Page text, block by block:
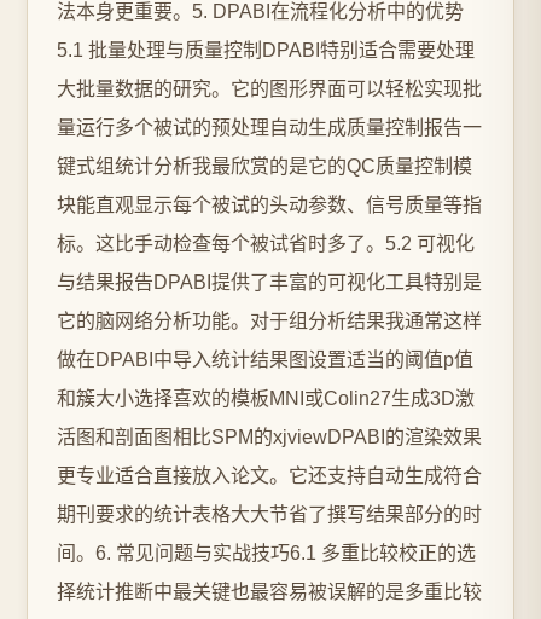
法本身更重要。5. DPABI在流程化分析中的优势
5.1 批量处理与质量控制DPABI特别适合需要处理
大批量数据的研究。它的图形界面可以轻松实现批
量运行多个被试的预处理自动生成质量控制报告一
键式组统计分析我最欣赏的是它的QC质量控制模
块能直观显示每个被试的头动参数、信号质量等指
标。这比手动检查每个被试省时多了。5.2 可视化
与结果报告DPABI提供了丰富的可视化工具特别是
它的脑网络分析功能。对于组分析结果我通常这样
做在DPABI中导入统计结果图设置适当的阈值p值
和簇大小选择喜欢的模板MNI或Colin27生成3D激
活图和剖面图相比SPM的xjviewDPABI的渲染效果
更专业适合直接放入论文。它还支持自动生成符合
期刊要求的统计表格大大节省了撰写结果部分的时
间。6. 常见问题与实战技巧6.1 多重比较校正的选
择统计推断中最关键也最容易被误解的是多重比较